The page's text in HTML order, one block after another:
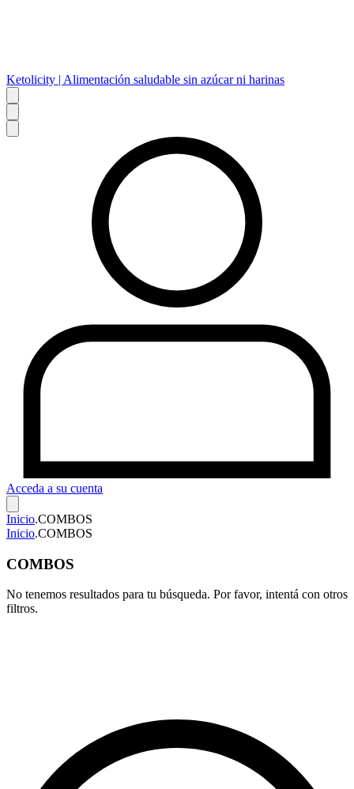
Ketolicity | Alimentación saludable sin azúcar ni harinas
Acceda a su cuenta
Inicio.COMBOS
Inicio.COMBOS
COMBOS
No tenemos resultados para tu búsqueda. Por favor, intentá con otros
filtros.